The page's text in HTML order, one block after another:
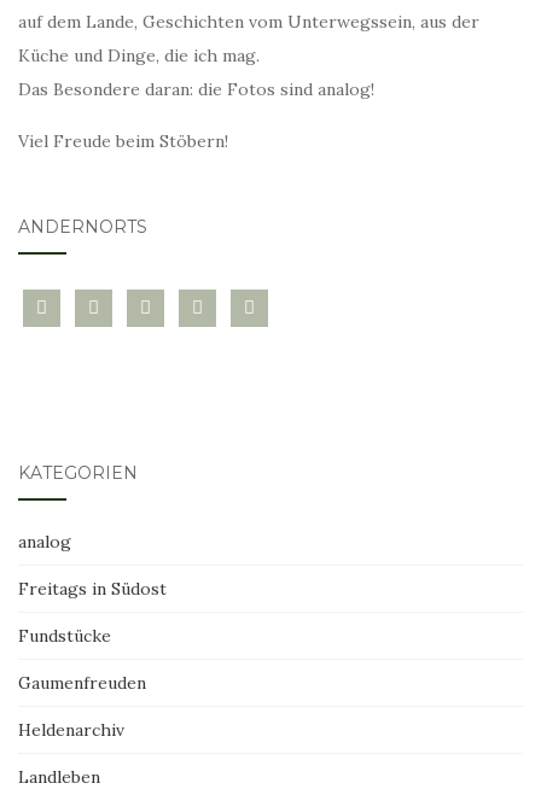
auf dem Lande, Geschichten vom Unterwegssein, aus der
Küche und Dinge, die ich mag.
Das Besondere daran: die Fotos sind analog!
Viel Freude beim Stöbern!
ANDERNORTS
bloglovininstagramtwitter pinterest
mail
KATEGORIEN
analog
Freitags in Südost
Fundstücke
Gaumenfreuden
Heldenarchiv
Landleben